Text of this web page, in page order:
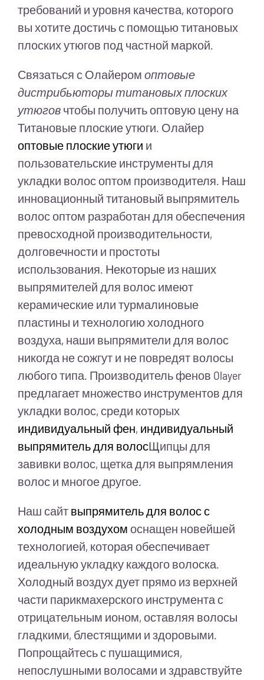
требований и уровня качества, которого
вы хотите достичь с помощью титановых
плоских утюгов под частной маркой.
Связаться с Олайером оптовые
дистрибьюторы титановых плоских
утюговчтобы получить оптовую цену на
Титановые плоские утюги. Олайер
оптовые плоские утюги и
пользовательские инструменты для
укладки волос оптом производителя. Наш
инновационный титановый выпрямитель
волос оптом разработан для обеспечения
превосходной производительности,
долговечности и простоты
использования. Некоторые из наших
выпрямителей для волос имеют
керамические или турмалиновые
пластины и технологию холодного
воздуха, наши выпрямители для волос
никогда не сожгут и не повредят волосы
любого типа. Производитель фенов Olayer
предлагает множество инструментов для
укладки волос, среди которых
индивидуальный фен, индивидуальный
выпрямитель для волосЩипцы для
завивки волос, щетка для выпрямления
волос и многое другое.
Наш сайт выпрямитель для волос с
холодным воздухом оснащен новейшей
технологией, которая обеспечивает
идеальную укладку каждого волоска.
Холодный воздух дует прямо из верхней
части парикмахерского инструмента с
отрицательным ионом, оставляя волосы
гладкими, блестящими и здоровыми.
Попрощайтесь с пушащимися,
непослушными волосами и здравствуйте